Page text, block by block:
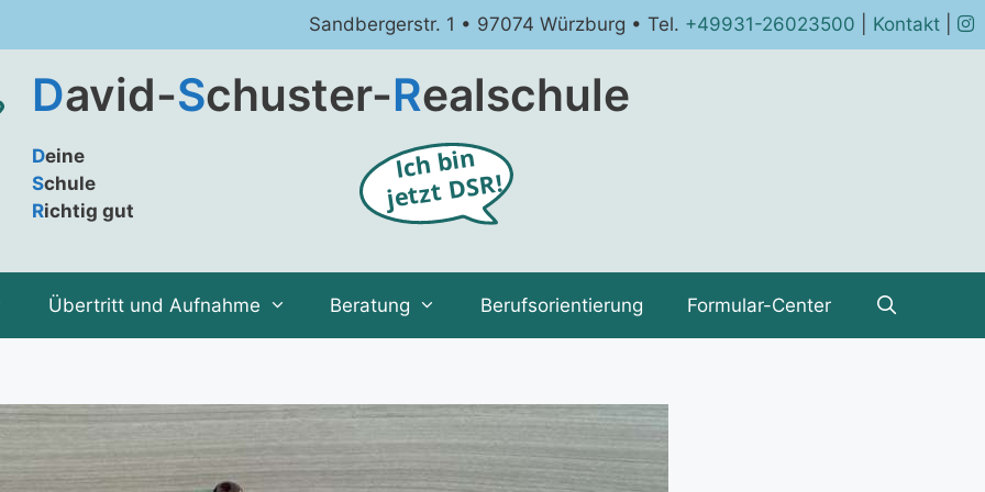
Sandbergerstr. 1 • 97074 Würzburg • Tel. +49931-26023500 Kontakt
David-Schuster-Realschule
Deine
Schule
Richtig gut
Übertritt und Aufnahme Beratung Berufsorientierung Formular-Center